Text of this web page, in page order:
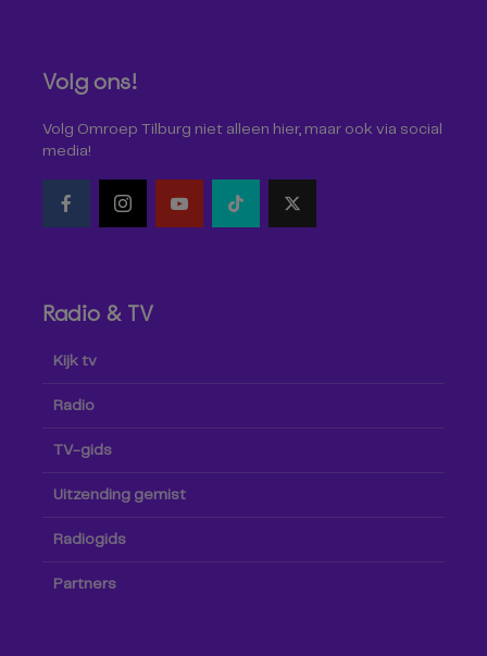
Volg ons!
Volg Omroep Tilburg niet alleen hier, maar ook via social
media!
Radio & TV
Kijk tv
Radio
TV-gids
Uitzending gemist
Radiogids
Partners